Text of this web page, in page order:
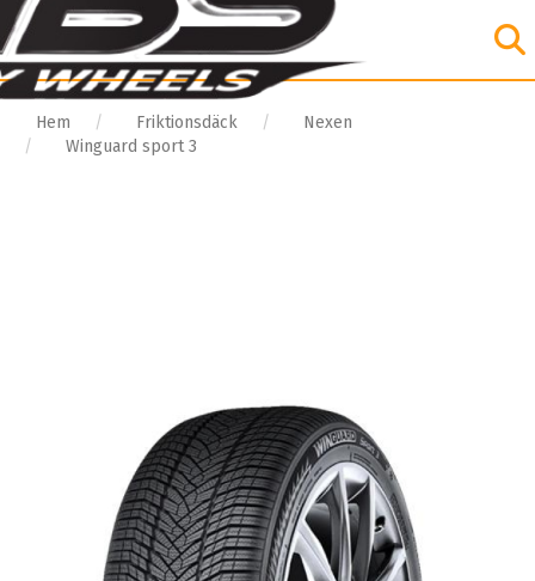
Hem Friktionsdäck
Nexen
Winguard sport 3